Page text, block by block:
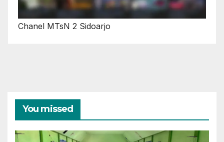
Chanel MTsN 2 Sidoarjo
You missed